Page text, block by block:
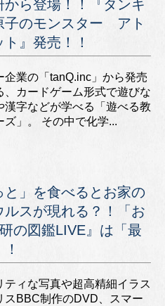
ら登場！！『タンキ
のモンスター アト
』発売！！
企業の「tanQ.inc」から発売
、カードゲーム形式で遊びな
漢字などが学べる「遊べる教
ズ」。 その中で化学...
と」を食べるとお家の
スが現れる？！「お
の図鑑LIVE』は「最
ティな写真や超高精細イラス
スBBC制作のDVD、スマー